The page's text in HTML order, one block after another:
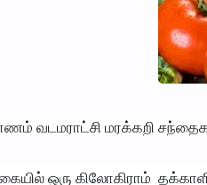
வடமராட்சி மரக்கறி
ஒரு கிலோகிராம்